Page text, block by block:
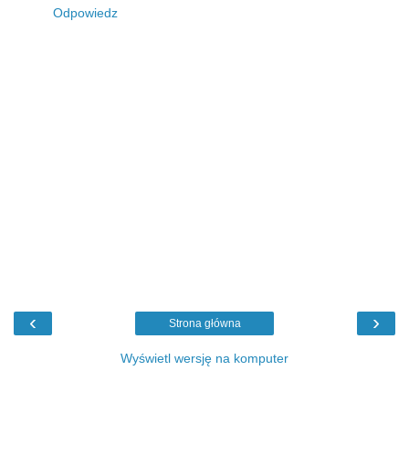
Odpowiedz
‹ ›
Strona główna
Wyświetl wersję na komputer